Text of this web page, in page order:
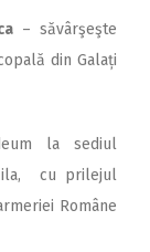
– săvârşeşte
din Galați
la sediul
cu prilejul
Române